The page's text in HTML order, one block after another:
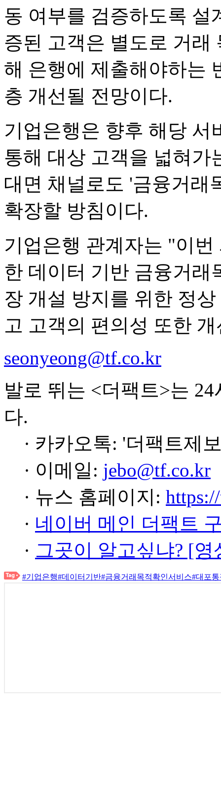
동 여부를 검증하도록 설
증된 고객은 별도로 거래
해 은행에 제출해야하는
층 개선될 전망이다.
기업은행은 향후 해당 서
통해 대상 고객을 넓혀가
대면 채널로도 '금융거래
확장할 방침이다.
기업은행 관계자는 "이
한 데이터 기반 금융거
장 개설 방지를 위한 정
고 고객의 편의성 또한
seonyeong@tf.co.kr
발로 뛰는 <더팩트>는
다.
· 카카오톡: '더팩트제
· 이메일: jebo@tf.co.kr
· 뉴스 홈페이지:
· 네이버 메인 더팩트
· 그곳이 알고싶냐? [
#기업은행#데이터기반#금융거래목적확인서비스#대포통